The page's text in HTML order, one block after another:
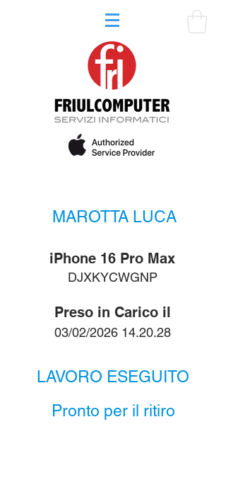
MAROTTA LUCA
DJXKYCWGNP
iPhone 16 Pro Max
Preso in Carico il
03/02/2026 14.20.28
LAVORO ESEGUITO
Pronto per il ritiro